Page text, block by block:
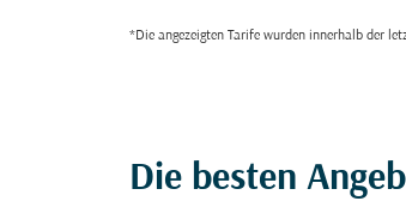
*Die angezeigten Tarife wurden innerhalb der
Die besten